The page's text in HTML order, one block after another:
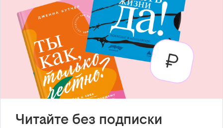
Читайте без подписки